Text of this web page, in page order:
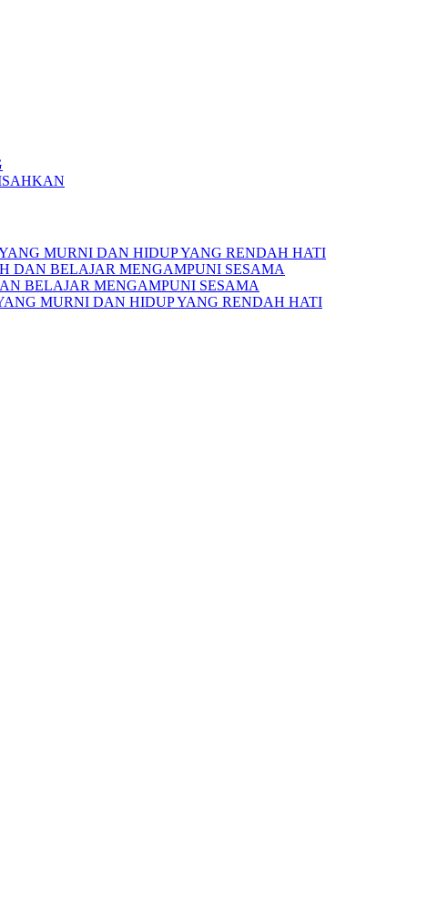
MURNI DAN HIDUP YANG RENDAH HATI
BELAJAR MENGAMPUNI SESAMA
BELAJAR MENGAMPUNI SESAMA
MURNI DAN HIDUP YANG RENDAH HATI